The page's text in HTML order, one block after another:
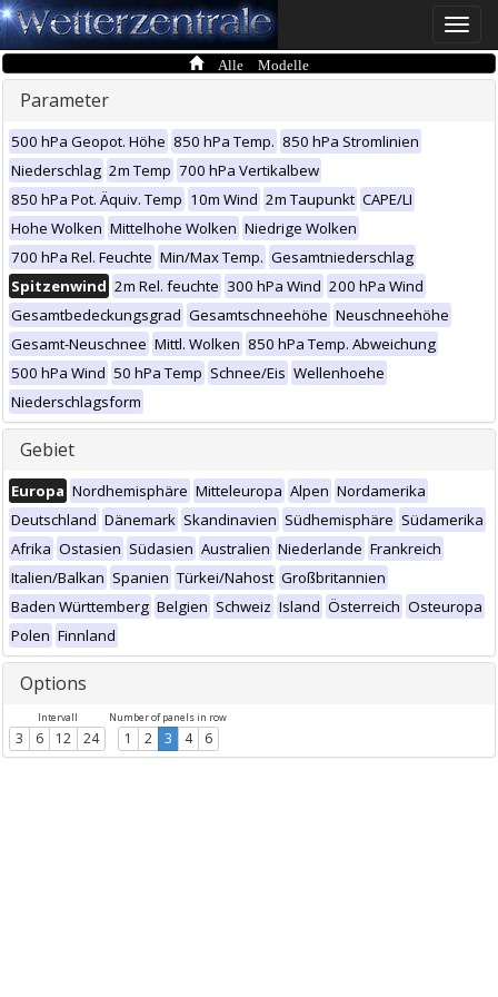
Toggle
Alle Modelle
Parameter
500 hPa Geopot. Höhe 850 hPa Temp. 850 hPa Stromlinien
Niederschlag 2m Temp 700 hPa Vertikalbew
850 hPa Pot. Äquiv. Temp 10m Wind 2m Taupunkt CAPE/LI
Hohe Wolken Mittelhohe Wolken Niedrige Wolken
700 hPa Rel. Feuchte Min/Max Temp. Gesamtniederschlag
Spitzenwind 2m Rel. feuchte 300 hPa Wind 200 hPa Wind
Gesamtbedeckungsgrad Gesamtschneehöhe Neuschneehöhe
Gesamt-Neuschnee Mittl. Wolken 850 hPa Temp. Abweichung
500 hPa Wind 50 hPa Temp Schnee/Eis Wellenhoehe
Niederschlagsform
Gebiet
Europa Nordhemisphäre Mitteleuropa Alpen Nordamerika
Deutschland Dänemark Skandinavien Südhemisphäre Südamerika
Afrika Ostasien Südasien Australien Niederlande Frankreich
Italien/Balkan Spanien Türkei/Nahost Großbritannien
Baden Württemberg Belgien Schweiz Island Österreich Osteuropa
Polen Finnland
Options
Intervall
3 6 12 24
Number of panels in row
1 2 3 4 6